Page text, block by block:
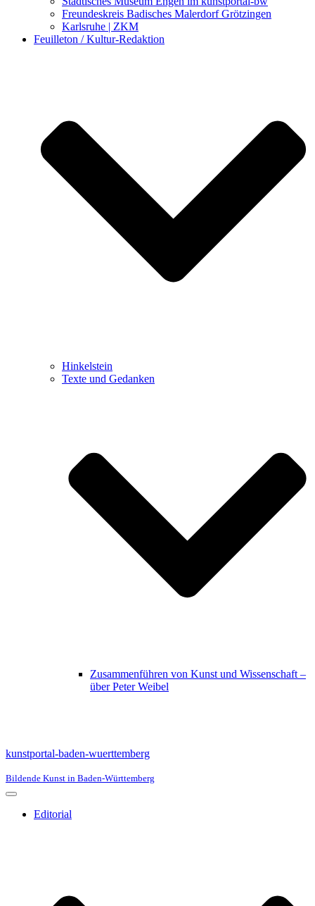
Freundeskreis Badisches Malerdorf Grötzingen
Karlsruhe | ZKM
Feuilleton / Kultur-Redaktion
Hinkelstein
Texte und Gedanken
Zusammenführen von Kunst und Wissenschaft –
über Peter Weibel
kunstportal-baden-wuerttemberg
Bildende Kunst in Baden-Württemberg
Navigationsmenü
Editorial